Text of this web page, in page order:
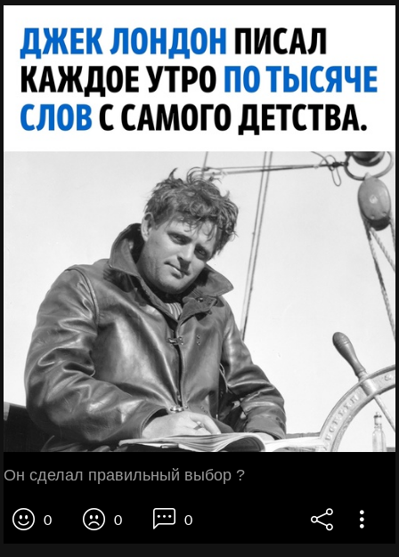
Он сделал правильный выбор ?
0 0 0